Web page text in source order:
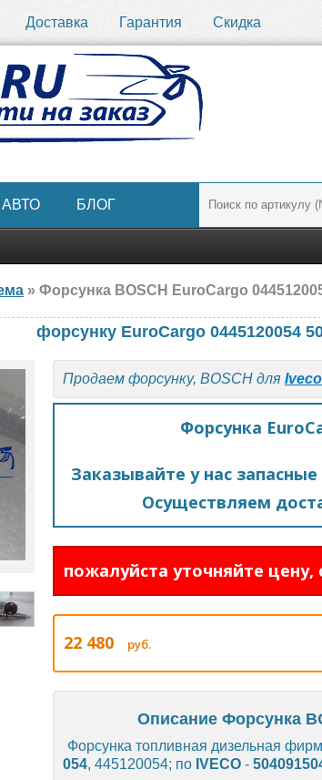
Доставка Гарантия Скидка
БЛОГ
» Форсунка BOSCH EuroCargo
форсунку EuroCargo 0445120054
Продаем форсунку, BOSCH для Iveco
Форсунка
Заказывайте у нас
Осуществляем
пожалуйста уточняйте
22 480 руб.
Описание Форсунка
Форсунка топливная дизельная
054, 445120054; по IVECO -